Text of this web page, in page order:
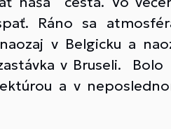
Ráno sa
v Belgicku a
v Bruseli.
a v